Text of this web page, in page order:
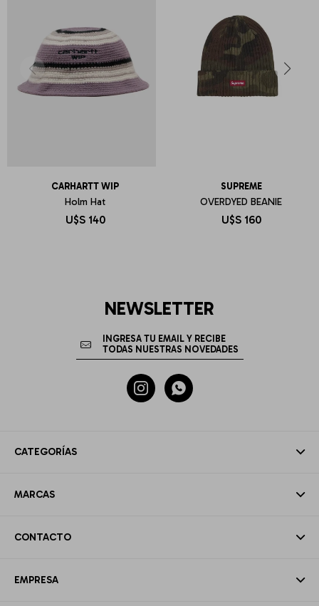
CARHARTT WIP
Holm Hat
U$S 140
SUPREME
OVERDYED BEANIE
U$S 160
CATEGORÍAS
MARCAS
CONTACTO
EMPRESA
NEWSLETTER
 